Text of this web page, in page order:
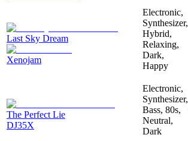
Last Sky Dream
Xenojam
Electronic,
Synthesizer,
Hybrid,
Relaxing,
Dark,
Happy
The Perfect Lie
DJ35X
Electronic,
Synthesizer,
Bass, 80s,
Neutral,
Dark